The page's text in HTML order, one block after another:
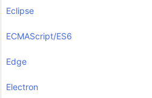
Eclipse
ECMAScript/ES6
Edge
Electron